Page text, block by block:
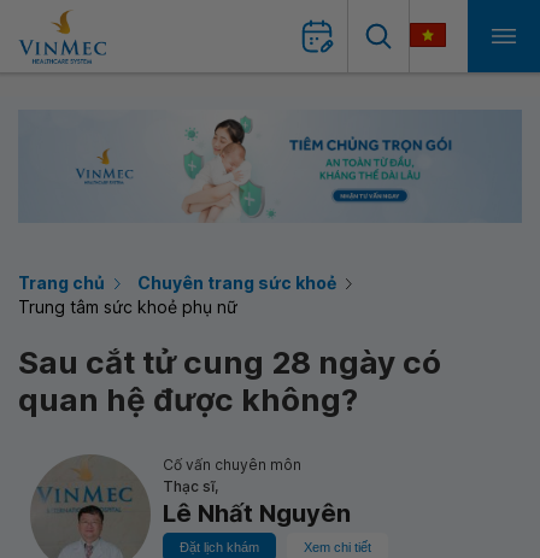
Trang chủ
Chuyên trang sức khoẻ
Trung tâm sức khoẻ phụ nữ
Sau cắt tử cung 28 ngày có
quan hệ được không?
Cố vấn chuyên môn
Thạc sĩ,
Lê Nhất Nguyên
Đặt lịch khám Xem chi tiết